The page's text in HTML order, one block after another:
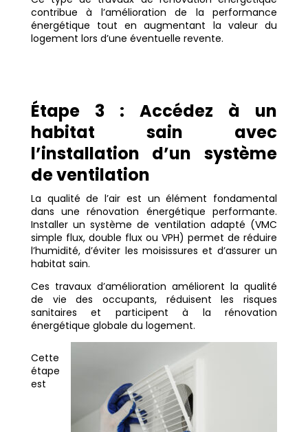
contribue à l’amélioration de la performance
énergétique tout en augmentant la valeur du
logement lors d’une éventuelle revente.
Étape 3 : Accédez à un
habitat sain avec
l’installation d’un système
de ventilation
La qualité de l’air est un élément fondamental
dans une rénovation énergétique performante.
Installer un système de ventilation adapté (VMC
simple flux, double flux ou VPH) permet de réduire
l’humidité, d’éviter les moisissures et d’assurer un
habitat sain.
Ces travaux d’amélioration améliorent la qualité
de vie des occupants, réduisent les risques
sanitaires et participent à la rénovation
énergétique globale du logement.
Cette
étape
est